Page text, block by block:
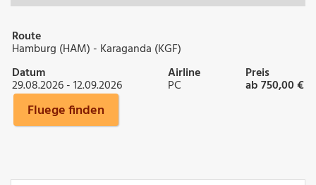
Route
Hamburg (HAM) - Karaganda (KGF)
Datum
29.08.2026 - 12.09.2026
Airline
PC
Preis
ab 750,00 €
Fluege finden